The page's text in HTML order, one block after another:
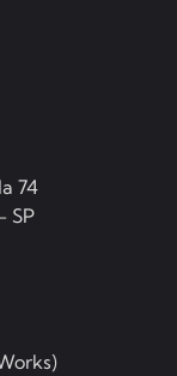
74
SP